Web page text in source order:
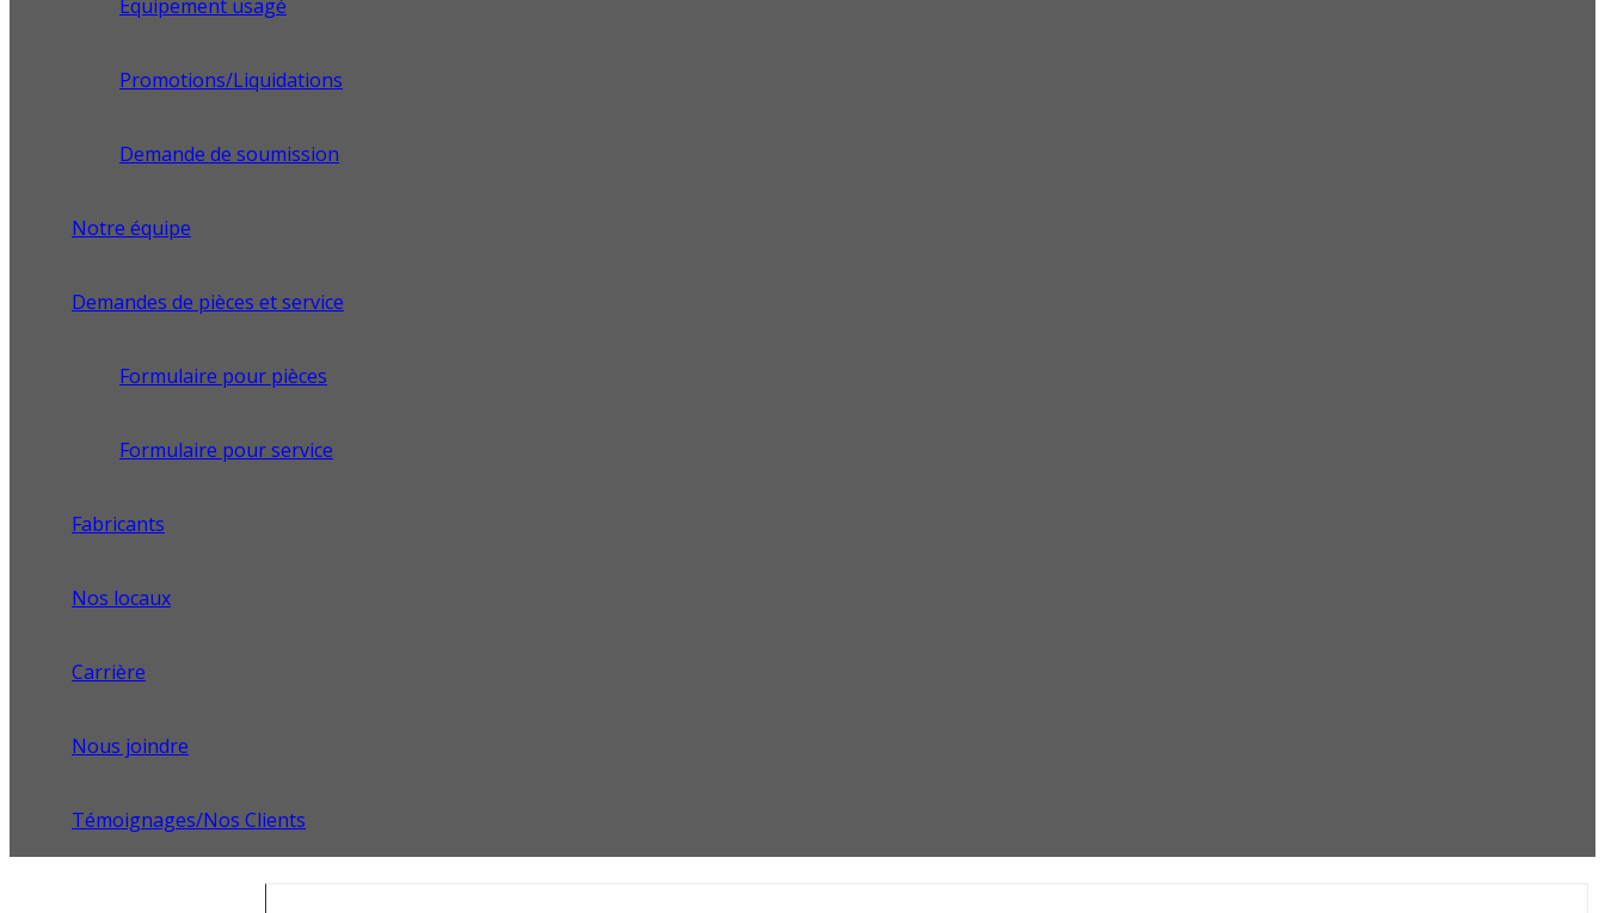
Équipement usagé
Promotions/Liquidations
Demande de soumission
Notre équipe
Demandes de pièces et service
Formulaire pour pièces
Formulaire pour service
Fabricants
Nos locaux
Carrière
Nous joindre
Témoignages/Nos Clients